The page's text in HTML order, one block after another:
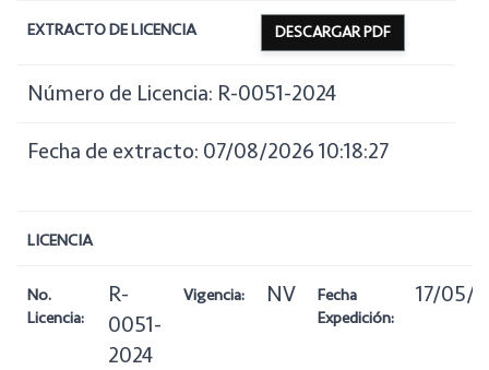
EXTRACTO DE LICENCIA DESCARGAR PDF
Número de Licencia: R-0051-2024
Fecha de extracto: 07/08/2026 10:18:27
LICENCIA
No.
Licencia:
R-
0051-
2024
Vigencia: NV
Fecha
Expedición:
17/05/